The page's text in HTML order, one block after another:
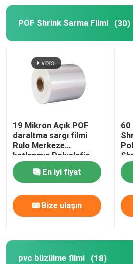
Karton kaplama torbaları
Poly Mailer Nakliye Çantaları
Çöp Kutusu Liner
BOPP ambalaj bandı
Karıştırılmış tohum kağıdı
POF Shrink Sarma Filmi (30)
19 Mikron Açık POF
daraltma sargı filmi
Rulo Merkeze
katlanmış Polyolefin
daraltma filmi
En iyi fiyat
Bize ulaşın
60
pvc büzülme filmi (18)